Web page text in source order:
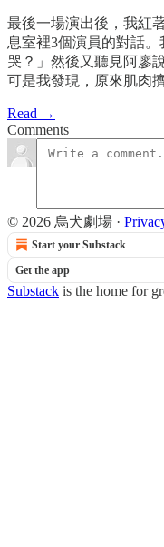
最後一場演出後，我紅
息室裡3個演員的對話
哭？」然後又聽見阿廖
可是我發現，原來肌肉
Read →
Comments
© 2026 烏犬劇場 ·
Start your Substack
Get the app
Substack is the home for